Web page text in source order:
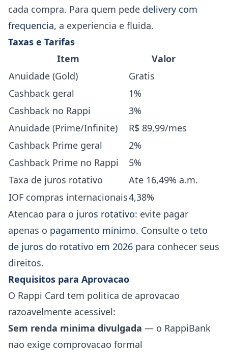
cada compra. Para quem pede delivery com
frequencia, a experiencia e fluida.
Taxas e Tarifas
Item
Valor
Anuidade (Gold)
Gratis
Cashback geral
1%
Cashback no Rappi
3%
Anuidade (Prime/Infinite)
R$ 89,99/mes
Cashback Prime geral
2%
Cashback Prime no Rappi
5%
Taxa de juros rotativo
Ate 16,49% a.m.
IOF compras internacionais4,38%
Atencao para o juros rotativo: evite pagar
apenas o pagamento minimo. Consulte o teto
de juros do rotativo em 2026 para conhecer seus
direitos.
Requisitos para Aprovacao
O Rappi Card tem politica de aprovacao
razoavelmente acessivel:
Sem renda minima divulgada — o RappiBank
nao exige comprovacao formal